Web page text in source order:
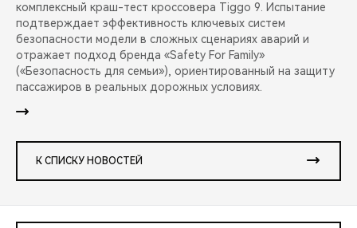
комплексный краш-тест кроссовера Tiggo 9. Испытание
подтверждает эффективность ключевых систем
безопасности модели в сложных сценариях аварий и
отражает подход бренда «Safety For Family»
(«Безопасность для семьи»), ориентированный на защиту
пассажиров в реальных дорожных условиях.
К СПИСКУ НОВОСТЕЙ